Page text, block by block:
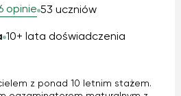
opinie 53 uczniów
10+ lata doświadczenia
z ponad 10 letnim stażem.